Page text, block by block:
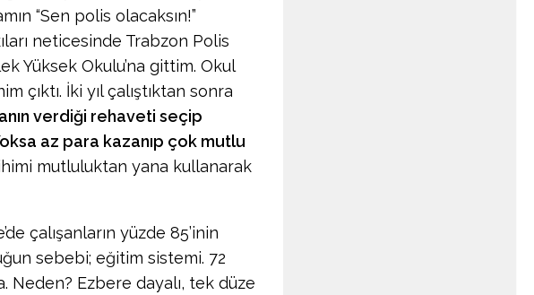
“Sen polis olacaksın!”
neticesinde Trabzon Polis
Yüksek Okulu’na gittim. Okul
çıktı. İki yıl çalıştıktan sonra
verdiği rehaveti seçip
az para kazanıp çok mutlu
mutluluktan yana kullanarak
çalışanların yüzde 85’inin
sebebi; eğitim sistemi. 72
Neden? Ezbere dayalı, tek düze